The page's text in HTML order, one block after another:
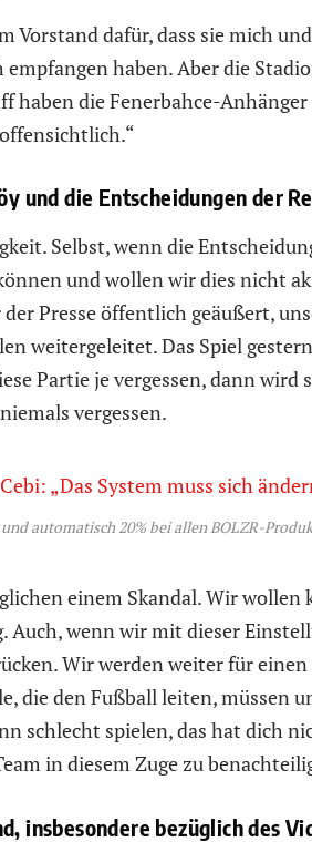
Vorstand dafür, dass sie mich
haben. Aber die
haben die Fenerbahce-
und die Entscheidungen der
Selbst, wenn die
und wollen wir dies nicht
Presse öffentlich geäußert,
weitergeleitet. Das Spiel
Partie je vergessen, dann wird
vergessen.
automatisch 20% bei allen BOLZR-
einem Skandal. Wir wollen
Auch, wenn wir mit dieser
Wir werden weiter für
die den Fußball leiten, müssen
schlecht spielen, das hat dich
in diesem Zuge zu
insbesondere bezüglich des